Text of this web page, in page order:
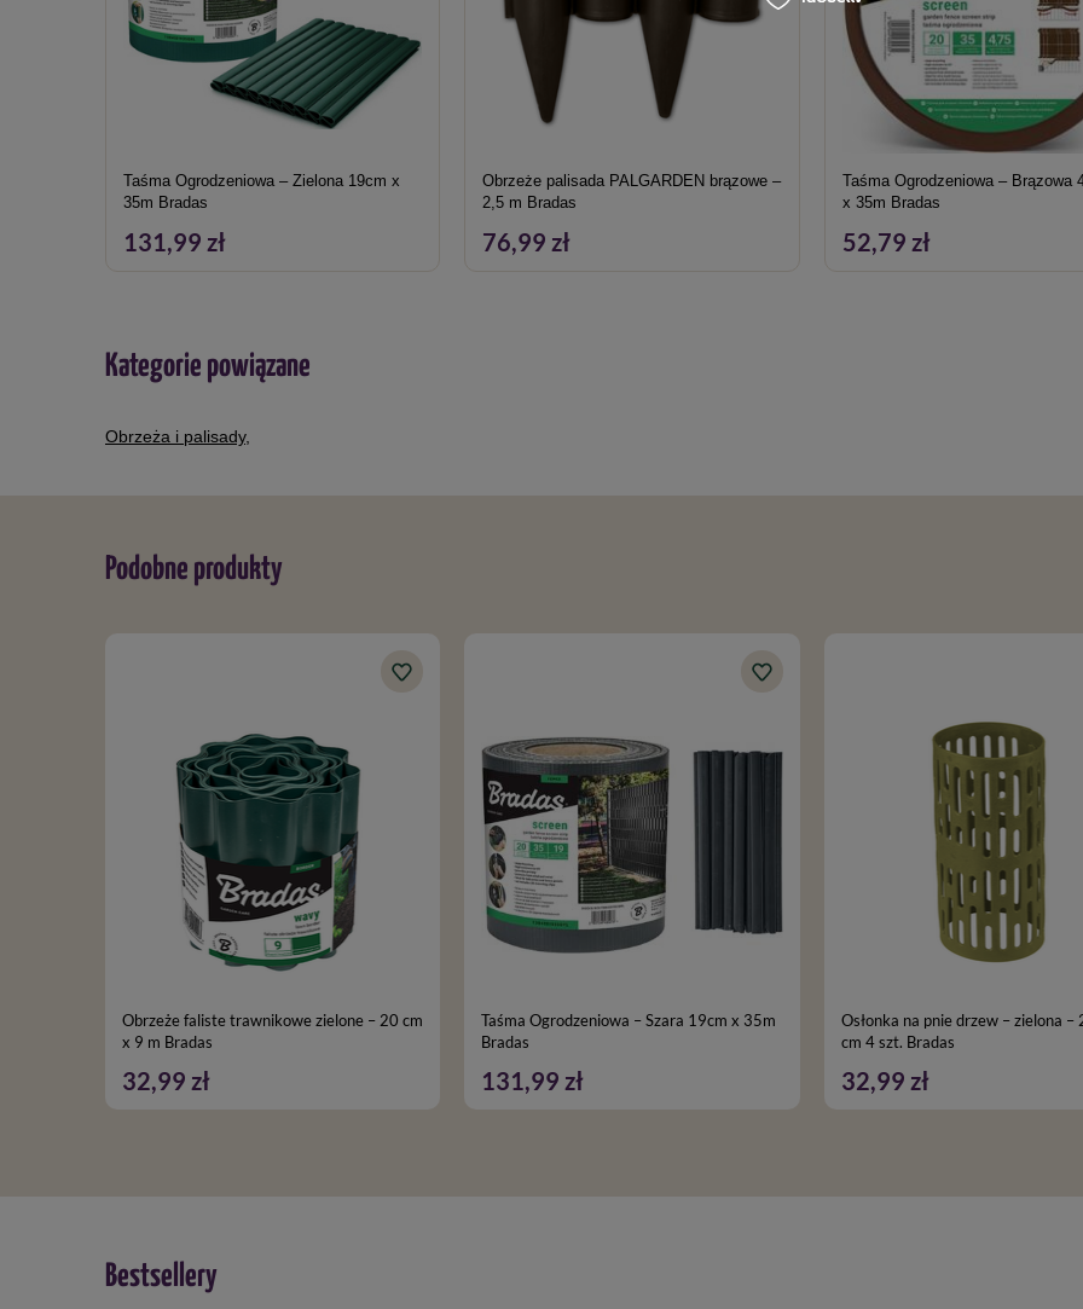
Taśma Ogrodzeniowa – Zielona 19cm x
35m Bradas
131,99 zł
Obrzeże palisada PALGARDEN brązowe –
2,5 m Bradas
76,99 zł
Taśma Ogrodzeniowa – Brązowa 4,75 cm
x 35m Bradas
52,79 zł
Kategorie powiązane
Obrzeża i palisady,
Podobne produkty
Obrzeże faliste trawnikowe zielone – 20 cm
x 9 m Bradas
32,99 zł
Taśma Ogrodzeniowa – Szara 19cm x 35m
Bradas
131,99 zł
Osłonka na pnie drzew – zielona –
cm 4 szt. Bradas
32,99 zł
Bestsellery